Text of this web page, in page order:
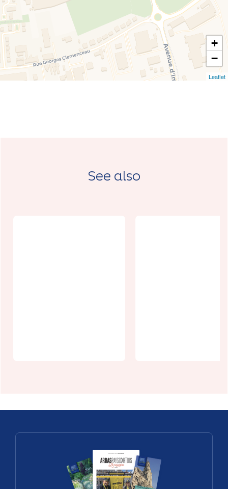
+
−
Leaflet
See also